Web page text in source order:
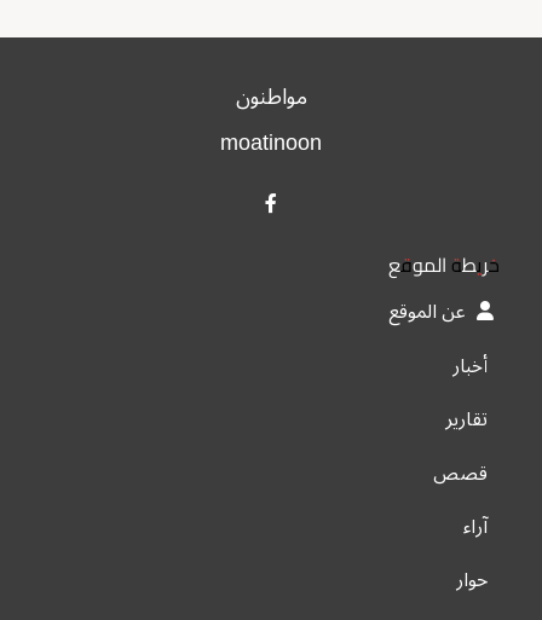
مواطنون
moatinoon
خريطة الموقع
عن الموقع
أخبار
تقارير
قصص
آراء
حوار